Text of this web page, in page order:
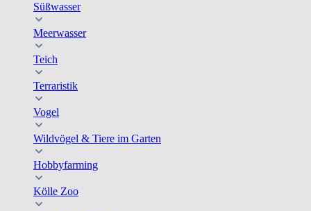
Süßwasser
Meerwasser
Teich
Terraristik
Vogel
Wildvögel & Tiere im Garten
Hobbyfarming
Kölle Zoo